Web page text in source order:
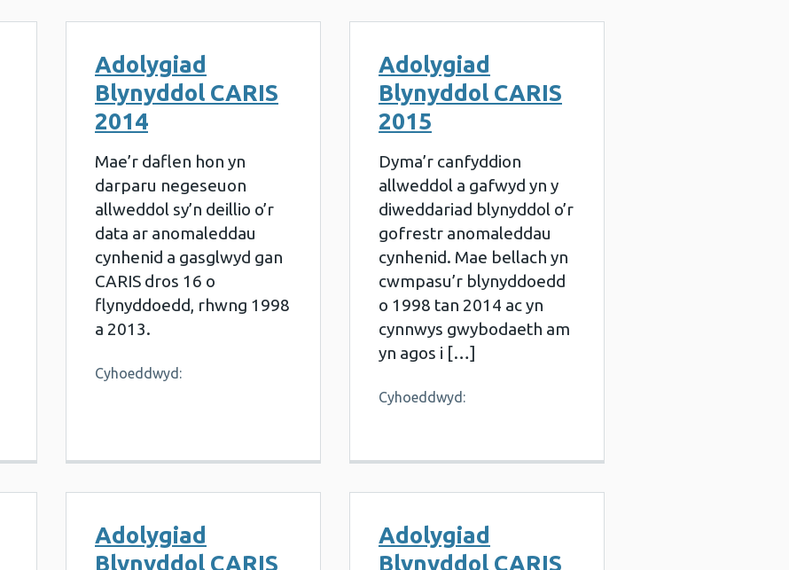
Adolygiad
Blynyddol CARIS
2014
Mae’r daflen hon yn
darparu negeseuon
allweddol sy’n deillio o’r
data ar anomaleddau
cynhenid a gasglwyd gan
CARIS dros 16 o
flynyddoedd, rhwng 1998
a 2013.
Cyhoeddwyd:
Adolygiad
Blynyddol CARIS
2015
Dyma’r canfyddion
allweddol a gafwyd yn y
diweddariad blynyddol o’r
gofrestr anomaleddau
cynhenid. Mae bellach yn
cwmpasu’r blynyddoedd
o 1998 tan 2014 ac yn
cynnwys gwybodaeth am
yn agos i […]
Cyhoeddwyd:
Adolygiad
Blynyddol CARIS
Adolygiad
Blynyddol CARIS